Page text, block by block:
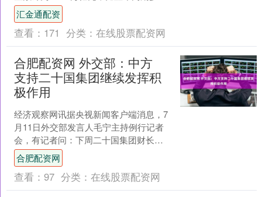
4.74万亿元。其中，对实体经济发放的人
民币贷....
汇金通配资
查看： 171 分类： 在线股票配资网
合肥配资网 外交部：中方
支持二十国集团继续发挥积
极作用
经济观察网讯据央视新闻客户端消息，7
月11日外交部发言人毛宁主持例行记者
会，有记者问：下周二十国集团财长和
央行行长将在南非举行会议，中方对此
次会议有何期待？ 毛....
合肥配资网
查看： 97 分类： 在线股票配资网